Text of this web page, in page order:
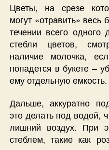
Цветы, на срезе
могут «отравить» весь
течении всего одного
стебли цветов,
наличие молочка,
попадется в букете –
ему отдельную емкость.
Дальше, аккуратно
это делать под водой,
лишний воздух. При
стеблем, такие как